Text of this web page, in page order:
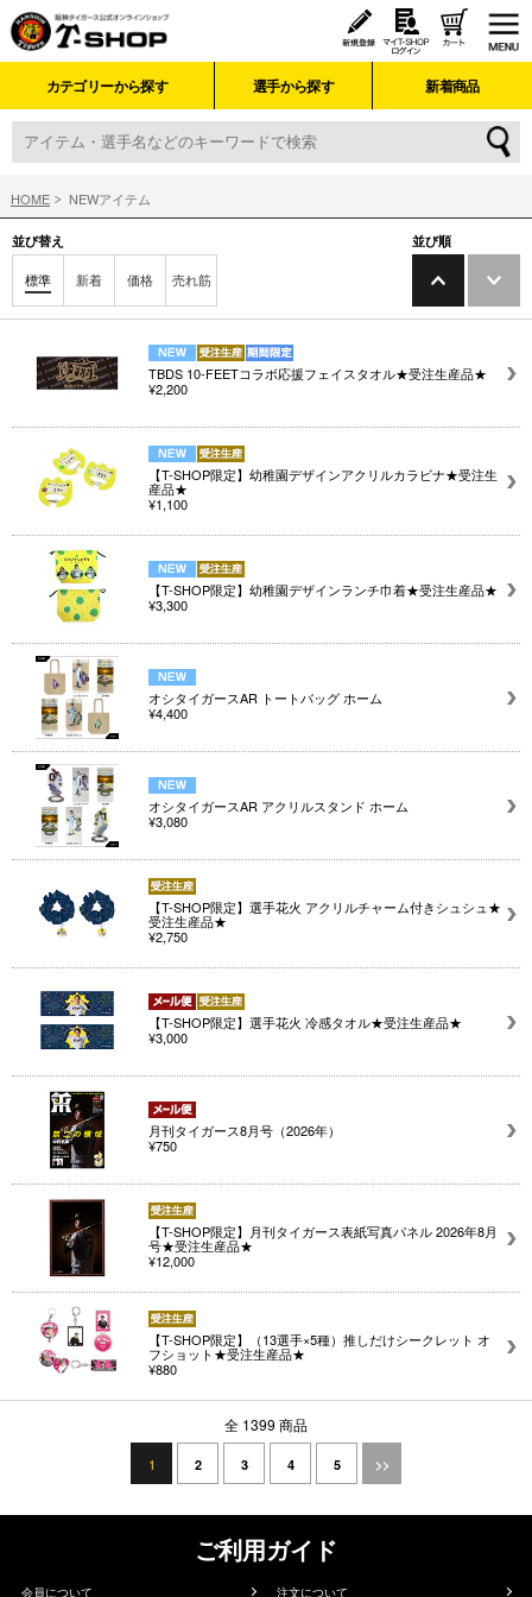
カテゴリーから探す 選手から探す 新着商品
HOME NEWアイテム
並び替え
標準 新着 価格 売れ筋
並び順
TBDS 10-FEETコラボ応援フェイスタオル★受注生産品★
¥2,200
【T-SHOP限定】幼稚園デザインアクリルカラビナ★受注生
産品★
¥1,100
【T-SHOP限定】幼稚園デザインランチ巾着★受注生産品★
¥3,300
オシタイガースAR トートバッグ ホーム
¥4,400
オシタイガースAR アクリルスタンド ホーム
¥3,080
【T-SHOP限定】選手花火 アクリルチャーム付きシュシュ★
受注生産品★
¥2,750
【T-SHOP限定】選手花火 冷感タオル★受注生産品★
¥3,000
月刊タイガース8月号（2026年）
¥750
【T-SHOP限定】月刊タイガース表紙写真パネル 2026年8月
号★受注生産品★
¥12,000
【T-SHOP限定】（13選手×5種）推しだけシークレット オ
フショット★受注生産品★
¥880
全 1399 商品
1 2 3 4 5 >>
ご利用ガイド
会員について 注文について